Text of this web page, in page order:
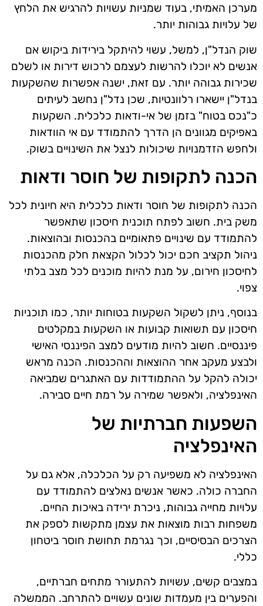
מערכן האמיתי, בעוד שמניות עשויות להרגיש את הלחץ
של עלויות גבוהות יותר.
שוק הנדל"ן, למשל, עשוי להיתקל בירידות ביקוש אם
אנשים לא יוכלו להרשות לעצמם לרכוש דירות או לשלם
שכירות גבוהה יותר. עם זאת, ישנה אפשרות שהשקעות
בנדל"ן יישארו רלוונטיות, שכן נדל"ן נחשב לעיתים
כ"נכס בטוח" בזמן של אי-ודאות כלכלית. השקעות
באפיקים מגוונים הן הדרך להתמודד עם אי הוודאות
ולחפש הזדמנויות שיכולות לנצל את השינויים בשוק.
הכנה לתקופות של חוסר ודאות
הכנה לתקופות של חוסר ודאות כלכלית היא חיונית לכל
משק בית. חשוב לפתח תוכנית חיסכון שתאפשר
להתמודד עם שינויים פתאומיים בהכנסות ובהוצאות.
ניהול תקציב חכם יכול לכלול הקצאת חלק מהכנסות
לחיסכון חירום, על מנת להיות מוכנים לכל מצב בלתי
צפוי.
בנוסף, ניתן לשקול השקעות בטוחות יותר, כמו תוכניות
חיסכון עם תשואות קבועות או השקעות במקלטים
פיננסיים. חשוב להיות מודעים למצב הפיננסי האישי
ולבצע מעקב אחר ההוצאות וההכנסות. הכנה מראש
יכולה להקל על ההתמודדות עם האתגרים שמביאה
האינפלציה, ולאפשר שמירה על רמת חיים סבירה.
השפעות חברתיות של
האינפלציה
האינפלציה לא משפיעה רק על הכלכלה, אלא גם על
החברה כולה. כאשר אנשים נאלצים להתמודד עם
עלויות מחייה גבוהות, ניכרת ירידה באיכות החיים.
משפחות רבות מוצאות את עצמן מתקשות לספק את
הצרכים הבסיסיים, וכך נגרמת תחושת חוסר ביטחון
כללי.
במצבים קשים, עשויות להתעורר מתחים חברתיים,
והפערים בין מעמדות שונים עשויים להתרחב. הממשלה